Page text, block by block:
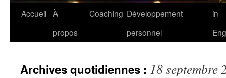
Accueil À
propos
Coaching Développement
personnel
in
Archives quotidiennes : 18 septembre